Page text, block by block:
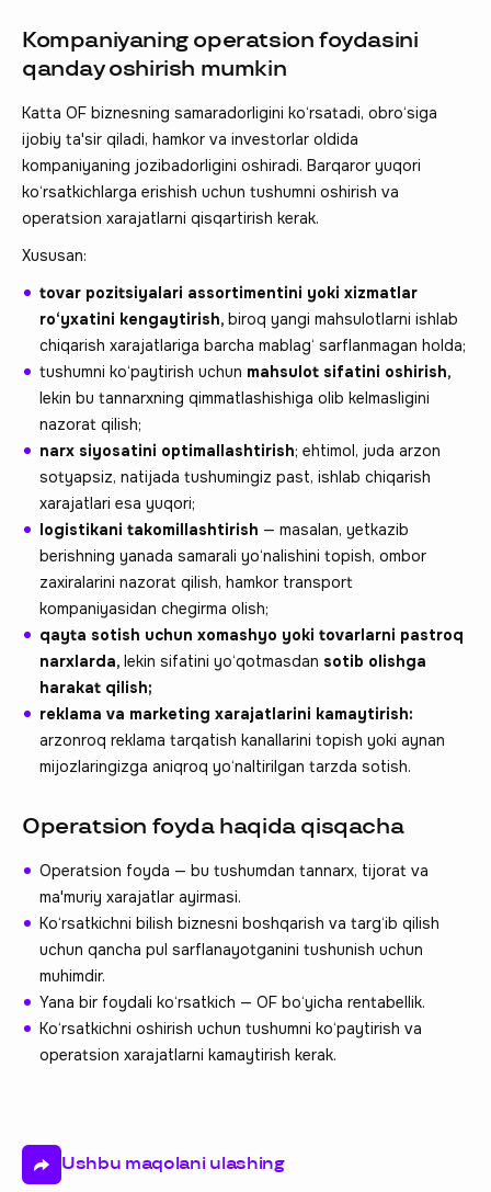
Kompaniyaning operatsion foydasini
qanday oshirish mumkin
Katta OF biznesning samaradorligini ko‘rsatadi, obro‘siga
ijobiy ta'sir qiladi, hamkor va investorlar oldida
kompaniyaning jozibadorligini oshiradi. Barqaror yuqori
ko‘rsatkichlarga erishish uchun tushumni oshirish va
operatsion xarajatlarni qisqartirish kerak.
Xususan:
tovar pozitsiyalari assortimentini yoki xizmatlar
ro‘yxatini kengaytirish, biroq yangi mahsulotlarni ishlab
chiqarish xarajatlariga barcha mablag‘ sarflanmagan holda;
tushumni ko‘paytirish uchun mahsulot sifatini oshirish,
lekin bu tannarxning qimmatlashishiga olib kelmasligini
nazorat qilish;
narx siyosatini optimallashtirish; ehtimol, juda arzon
sotyapsiz, natijada tushumingiz past, ishlab chiqarish
xarajatlari esa yuqori;
logistikani takomillashtirish — masalan, yetkazib
berishning yanada samarali yo‘nalishini topish, ombor
zaxiralarini nazorat qilish, hamkor transport
kompaniyasidan chegirma olish;
qayta sotish uchun xomashyo yoki tovarlarni pastroq
narxlarda, lekin sifatini yo‘qotmasdan sotib olishga
harakat qilish;
reklama va marketing xarajatlarini kamaytirish:
arzonroq reklama tarqatish kanallarini topish yoki aynan
mijozlaringizga aniqroq yo‘naltirilgan tarzda sotish.
Operatsion foyda haqida qisqacha
Operatsion foyda — bu tushumdan tannarx, tijorat va
ma'muriy xarajatlar ayirmasi.
Ko‘rsatkichni bilish biznesni boshqarish va targ‘ib qilish
uchun qancha pul sarflanayotganini tushunish uchun
muhimdir.
Yana bir foydali ko‘rsatkich — OF bo‘yicha rentabellik.
Ko‘rsatkichni oshirish uchun tushumni ko‘paytirish va
operatsion xarajatlarni kamaytirish kerak.
Ushbu maqolani ulashing